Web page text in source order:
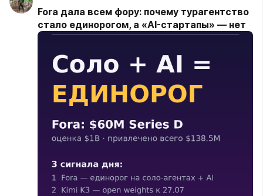
Fora дала всем фору: почему турагентство
стало единорогом, а «AI-стартапы» — нет